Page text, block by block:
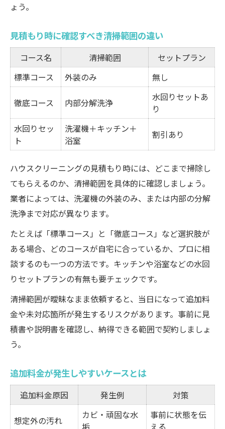
ょう。
見積もり時に確認すべき清掃範囲の違い
コース名 清掃範囲
セットプラン
標準コース
外装のみ 無し
徹底コース 内部分解洗浄
水回りセットあ
り
水回りセッ
ト
洗濯機＋キッチン＋
浴室
割引あり
ハウスクリーニングの見積もり時には、どこまで掃除し
てもらえるのか、清掃範囲を具体的に確認しましょう。
業者によっては、洗濯機の外装のみ、または内部の分解
洗浄まで対応が異なります。
たとえば「標準コース」と「徹底コース」など選択肢が
ある場合、どのコースが自宅に合っているか、プロに相
談するのも一つの方法です。キッチンや浴室などの水回
りセットプランの有無も要チェックです。
清掃範囲が曖昧なまま依頼すると、当日になって追加料
金や未対応箇所が発生するリスクがあります。事前に見
積書や説明書を確認し、納得できる範囲で契約しましょ
う。
追加料金が発生しやすいケースとは
追加料金原因 発生例 対策
想定外の汚れ
カビ・頑固な水
垢
事前に状態を伝
える